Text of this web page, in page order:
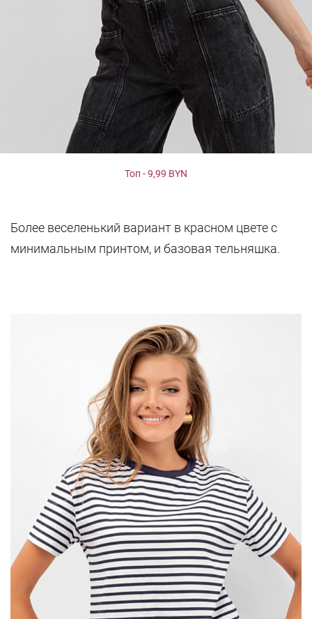
Топ - 9,99 BYN
Более веселенький вариант в красном цвете с
минимальным принтом, и базовая тельняшка.